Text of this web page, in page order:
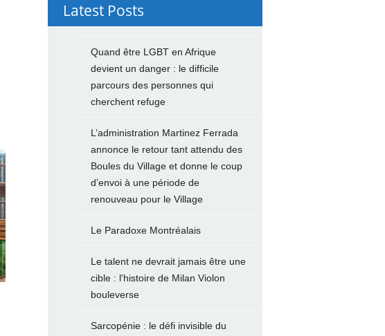
Latest Posts
Quand être LGBT en Afrique
devient un danger : le difficile
parcours des personnes qui
cherchent refuge
L’administration Martinez Ferrada
annonce le retour tant attendu des
Boules du Village et donne le coup
d’envoi à une période de
renouveau pour le Village
Le Paradoxe Montréalais
Le talent ne devrait jamais être une
cible : l'histoire de Milan Violon
bouleverse
Sarcopénie : le défi invisible du